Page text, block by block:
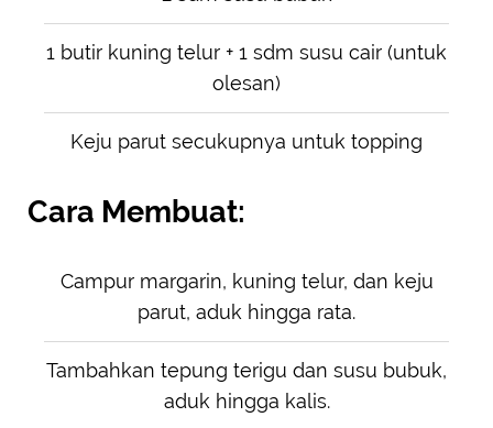
1 butir kuning telur + 1 sdm susu cair (untuk
olesan)
Keju parut secukupnya untuk topping
Cara Membuat:
Campur margarin, kuning telur, dan keju
parut, aduk hingga rata.
Tambahkan tepung terigu dan susu bubuk,
aduk hingga kalis.